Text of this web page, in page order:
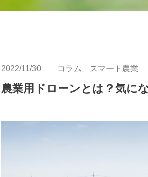
2022/11/30 コラム スマート農業
農業用ドローンとは？気に